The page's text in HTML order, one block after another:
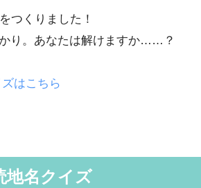
つくりました！
り。あなたは解けますか……？
はこちら
地名クイズ